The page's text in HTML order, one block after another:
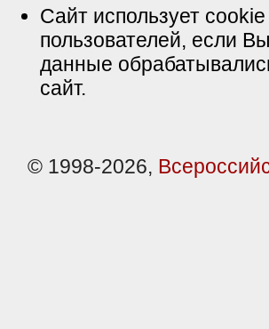
Сайт использует
пользователей, если
данные
сайт.
© 1998-2026,